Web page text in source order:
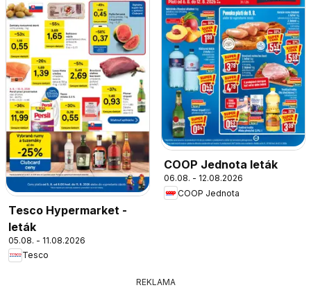
Tesco Hypermarket -
leták
05.08. - 11.08.2026
Tesco
COOP Jednota leták
06.08. - 12.08.2026
COOP Jednota
REKLAMA